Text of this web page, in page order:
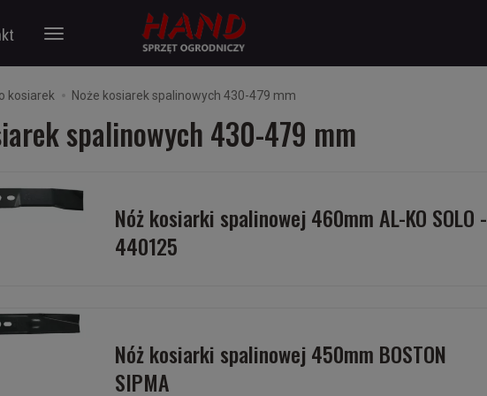
kosiarek Noże kosiarek spalinowych 430-479 mm
spalinowych 430-479 mm
Nóż kosiarki spalinowej 460mm AL-KO SOLO -
440125
Nóż kosiarki spalinowej 450mm BOSTON
SIPMA